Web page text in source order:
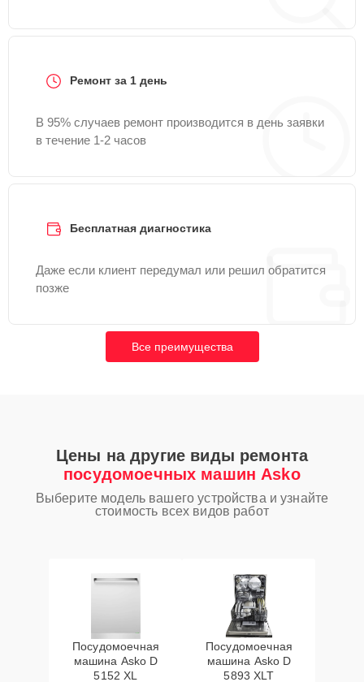
Ремонт за 1 день
В 95% случаев ремонт производится в день заявки
в течение 1-2 часов
Бесплатная диагностика
Даже если клиент передумал или решил обратится
позже
Все преимущества
Цены на другие виды ремонта
посудомоечных машин Asko
Выберите модель вашего устройства и узнайте
стоимость всех видов работ
Посудомоечная
машина Asko D
5152 XL
Посудомоечная
машина Asko D
5893 XLT